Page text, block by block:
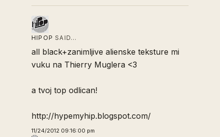
HIPOP SAID…
all black+zanimljive alienske teksture mi
vuku na Thierry Muglera <3
a tvoj top odlican!
http://hypemyhip.blogspot.com/
11/24/2012 09:16:00 pm